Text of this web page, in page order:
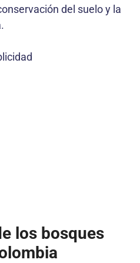
del suelo y la
los bosques